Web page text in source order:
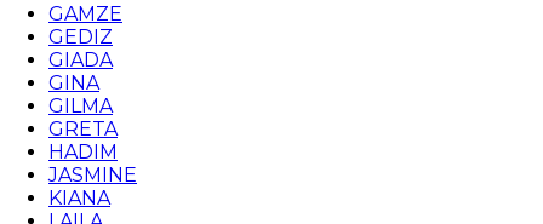
GAMZE
GEDIZ
GIADA
GINA
GILMA
GRETA
HADIM
JASMINE
KIANA